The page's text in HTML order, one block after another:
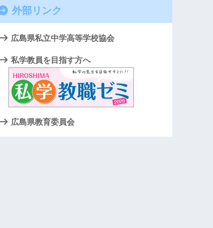
外部リンク
広島県私立中学高等学校協会
私学教員を目指す方へ
広島県教育委員会